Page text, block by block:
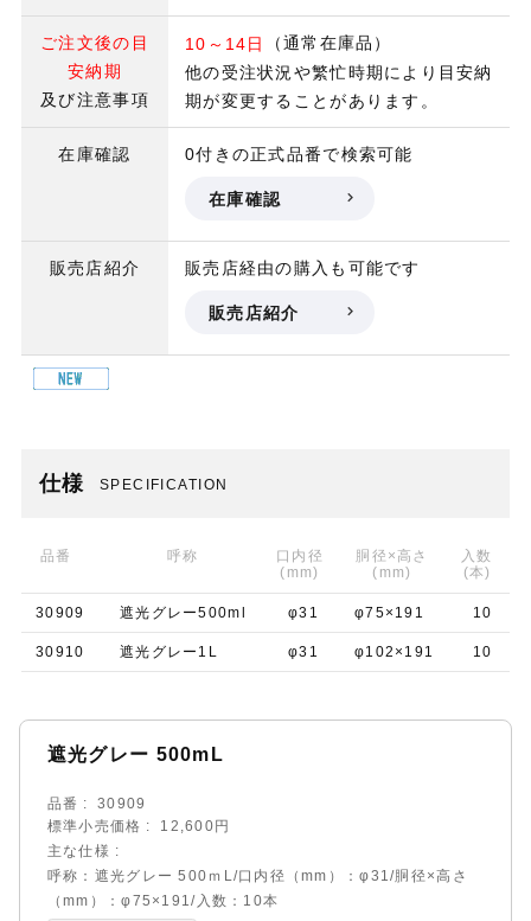
ご注文後の目
安納期
及び注意事項
10～14日
（通常在庫品）
他の受注状況や繁忙時期により目安納
期が変更することがあります。
在庫確認 0付きの正式品番で検索可能
在庫確認
販売店紹介 販売店経由の購入も可能です
販売店紹介
仕様 SPECIFICATION
品番 呼称
口内径
(mm)
胴径×高さ
(mm)
入数
(本)
30909 遮光グレー500ml φ31 φ75×191 10
30910 遮光グレー1L φ31 φ102×191 10
遮光グレー 500mL
品番
30909
標準小売価格
12,600円
主な仕様
呼称：遮光グレー 500ｍL/口内径（mm）：φ31/胴径×高さ
（mm）：φ75×191/入数：10本